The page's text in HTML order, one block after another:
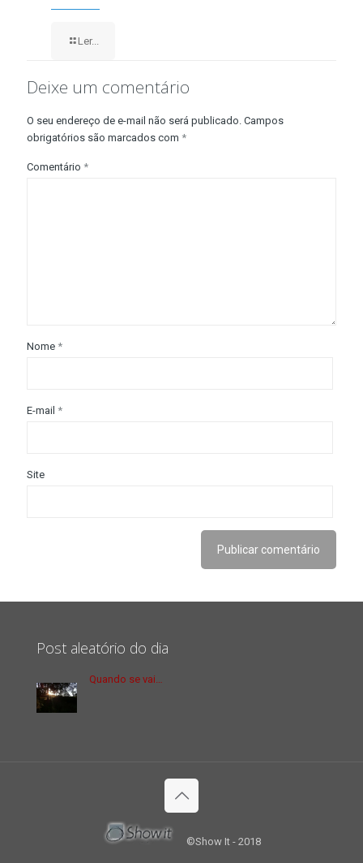
Ler...
Deixe um comentário
O seu endereço de e-mail não será publicado. Campos
obrigatórios são marcados com *
Comentário *
Nome *
E-mail *
Site
Post aleatório do dia
Quando se vai…
©Show It - 2018